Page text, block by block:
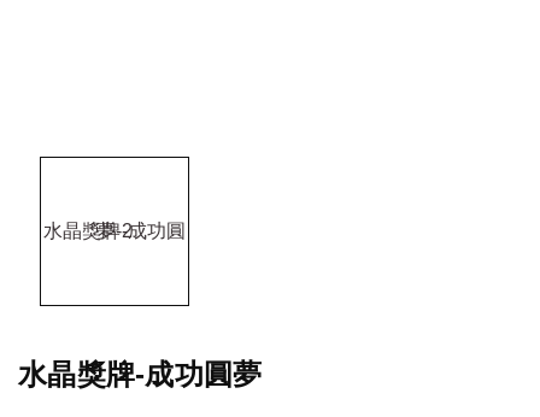
水晶獎牌-成功圓夢